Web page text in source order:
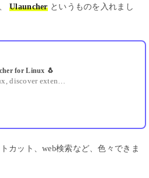
Ulauncherというものを入れまし
for Linux 🐧
カット、web検索など、色々できま